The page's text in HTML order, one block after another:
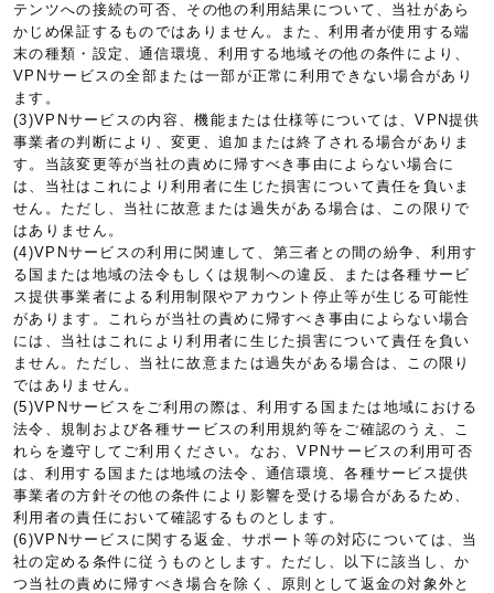
テンツへの接続の可否、その他の利用結果について、当社があら
かじめ保証するものではありません。また、利用者が使用する端
末の種類・設定、通信環境、利用する地域その他の条件により、
VPNサービスの全部または一部が正常に利用できない場合があり
ます。
(3)VPNサービスの内容、機能または仕様等については、VPN提供
事業者の判断により、変更、追加または終了される場合がありま
す。当該変更等が当社の責めに帰すべき事由によらない場合に
は、当社はこれにより利用者に生じた損害について責任を負いま
せん。ただし、当社に故意または過失がある場合は、この限りで
はありません。
(4)VPNサービスの利用に関連して、第三者との間の紛争、利用す
る国または地域の法令もしくは規制への違反、または各種サービ
ス提供事業者による利用制限やアカウント停止等が生じる可能性
があります。これらが当社の責めに帰すべき事由によらない場合
には、当社はこれにより利用者に生じた損害について責任を負い
ません。ただし、当社に故意または過失がある場合は、この限り
ではありません。
(5)VPNサービスをご利用の際は、利用する国または地域における
法令、規制および各種サービスの利用規約等をご確認のうえ、こ
れらを遵守してご利用ください。なお、VPNサービスの利用可否
は、利用する国または地域の法令、通信環境、各種サービス提供
事業者の方針その他の条件により影響を受ける場合があるため、
利用者の責任において確認するものとします。
(6)VPNサービスに関する返金、サポート等の対応については、当
社の定める条件に従うものとします。ただし、以下に該当し、か
つ当社の責めに帰すべき場合を除く、原則として返金の対象外と